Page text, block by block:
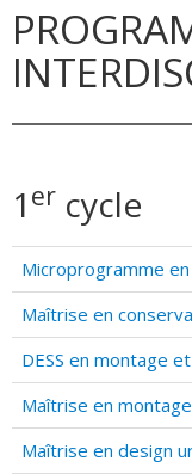
1 er cycle
Microprogramme
Maîtrise en
DESS en montage
Maîtrise en
Maîtrise en design